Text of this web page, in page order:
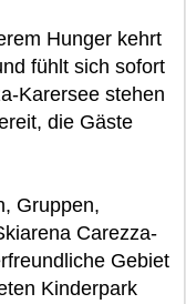
Hunger kehrt
fühlt sich sofort
Karersee stehen
die Gäste
Gruppen,
Carezza-
Gebiet
Kinderpark